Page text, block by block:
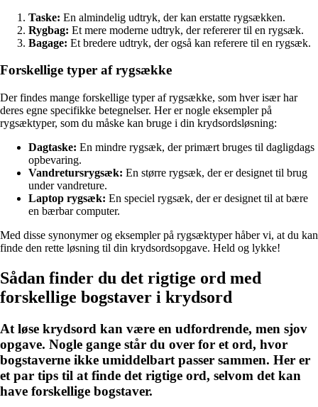
Taske: En almindelig udtryk, der kan erstatte rygsækken.
Rygbag: Et mere moderne udtryk, der refererer til en rygsæk.
Bagage: Et bredere udtryk, der også kan referere til en rygsæk.
Forskellige typer af rygsække
Der findes mange forskellige typer af rygsække, som hver især har
deres egne specifikke betegnelser. Her er nogle eksempler på
rygsæktyper, som du måske kan bruge i din krydsordsløsning:
Dagtaske: En mindre rygsæk, der primært bruges til dagligdags
opbevaring.
Vandretursrygsæk: En større rygsæk, der er designet til brug
under vandreture.
Laptop rygsæk: En speciel rygsæk, der er designet til at bære
en bærbar computer.
Med disse synonymer og eksempler på rygsæktyper håber vi, at du kan
finde den rette løsning til din krydsordsopgave. Held og lykke!
Sådan finder du det rigtige ord med
forskellige bogstaver i krydsord
At løse krydsord kan være en udfordrende, men sjov
opgave. Nogle gange står du over for et ord, hvor
bogstaverne ikke umiddelbart passer sammen. Her er
et par tips til at finde det rigtige ord, selvom det kan
have forskellige bogstaver.